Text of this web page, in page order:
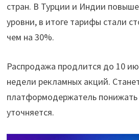
стран. В Турции и Индии
уровни, в итоге тарифы стали
чем на 30%.
Распродажа продлится до 10
недели рекламных акций.
платформодержатель
уточняется.